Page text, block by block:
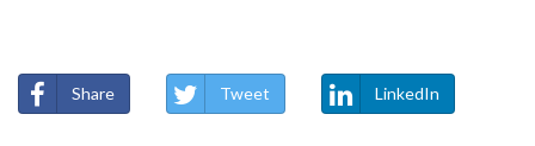
Share Tweet LinkedIn